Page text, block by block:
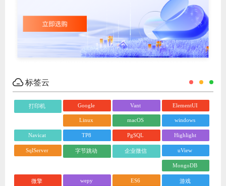
标签云
打印机 Google Vant ElementUI
Linux macOS windows
Navicat TP8 PgSQL Highlight
SqlServer 字节跳动 企业微信 uView
MongoDB
微擎 wepy ES6 游戏